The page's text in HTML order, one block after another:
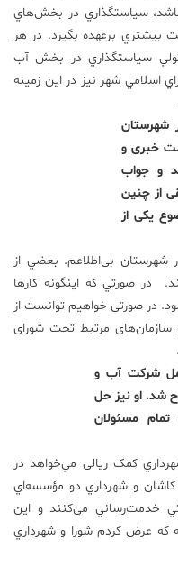
باشد، سياستگذاري در بخش‌هاي
برعهده بگیرد. در هر
سياستگذاري در بخش آب
اسلامي شهر نيز در اين زمينه
شهرستان
خبری و
و جواب
از چنین
یکی از
بی‌اطلاعم. بعضي از
در صورتي كه اینگونه کارها
در صورتی خواهیم توانست از
مرتبط تحت شورای
شرکت آب و
شد. او نیز حل
مسئولان
کمک ریالی مي‌خواهد در
و شهرداري دو مؤسسه‌اي
خدمت‌رساني می‌كنند و اين
كه عرض كردم شورا و شهرداري